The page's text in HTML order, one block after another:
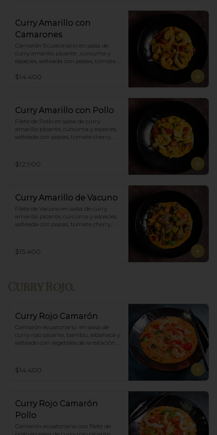
Curry Amarillo con
Camarones
Camarón Ecuatoriano en salsa de
curry amarillo picante , cúrcuma y
especies, salteada con papas, tomate
arroz blanco.
$14.400
Curry Amarillo con Pollo
Filete de Pollo en salsa de curry
amarillo picante, cúrcuma y especies,
salteada con papas, tomate cherry,
$12.900
Curry Amarillo de Vacuno
Filete de Vacuno en salsa de curry
amarillo picante, cúrcuma y especies,
salteada con papas, tomate cherry,
$15.400
Curry Rojo.
Curry Rojo Camarón
Camarón ecuatoriano  en salsa de
curry rojo picante, bambu, albahaca y
salteado con vegetales de la estación,
$14.400
Curry Rojo Camarón
Pollo
Camarón ecuatoriano con filete de